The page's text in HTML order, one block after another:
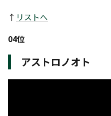
↑ リストへ
04位
アストロノオト